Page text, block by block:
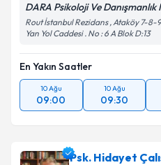
DARA Psikoloji Ve Danışmanlık
Rout İstanbul Rezidans , Ataköy 7-8-
Yan Yol Caddesi . No : 6 A Blok D:13
En Yakın Saatler
10 Ağu
09:00
10 Ağu
09:30
Psk. Hidayet